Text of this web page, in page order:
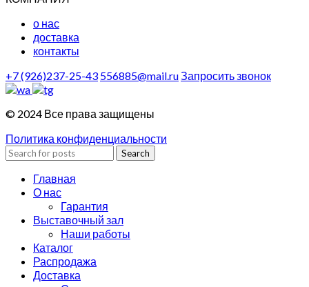
о нас
доставка
контакты
+7 (926)237-25-43 556885@mail.ruЗапросить звонок
© 2024 Все права защищены
Политика конфиденциальности
Search
Главная
О нас
Гарантия
Выставочный зал
Наши работы
Каталог
Распродажа
Доставка